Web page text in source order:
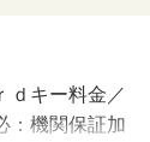
ｄキー料金／
：機関保証加